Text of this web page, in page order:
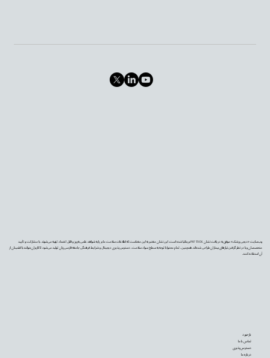
وب‌سایت «دیجی‌پزشک» موفق به دریافت نشان PIF TICK بریتانیا شده است. این نشان معتبر به این معناست که اطلاعات سلامت ما بر پایه شواهد علمی به‌روز و قابل اعتماد تهیه می‌شوند، با مشارکت و تأیید
متخصصان و با در نظر گرفتن نیازهای بیماران طراحی شده‌اند. همچنین، تمام محتوا با توجه به سطح سواد سلامت، دسترس‌پذیری دیجیتال و شرایط فرهنگی جامعه فارسی‌زبان تولید می‌شود تا کاربران بتوانند با اطمینان از
آن استفاده کنند.
بازخورد
تماس با ما
دسترس‌پذیری
درباره ما